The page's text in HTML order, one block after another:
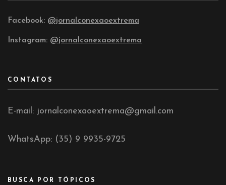
Facebook: @jornalconexaoextrema
Instagram: @jornalconexaoextrema
CONTATOS
E-mail: jornalconexaoextrema@gmail.com
WhatsApp: (35) 9 9935-9725
BUSCA POR TÓPICOS